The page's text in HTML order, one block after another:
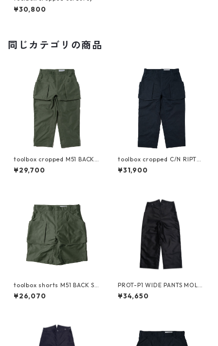
¥30,800
同じカテゴリの商品
toolbox cropped M51 BACK S
ATEEN
¥29,700
toolbox cropped C/N RIPTO
P
¥31,900
toolbox shorts M51 BACK SA
TEEN
¥26,070
PROT-P1 WIDE PANTS MOLE
SKIN -black-
¥34,650